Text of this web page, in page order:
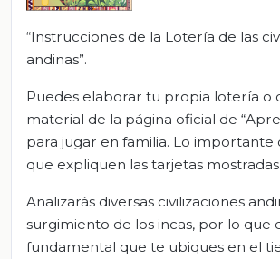
“Instrucciones de la Lotería de las
andinas”.
Puedes elaborar tu propia lotería o
material de la página oficial de
para jugar en familia. Lo importante
que expliquen las tarjetas mostradas.
Analizarás diversas civilizaciones
surgimiento de los incas, por lo que
fundamental que te ubiques en el